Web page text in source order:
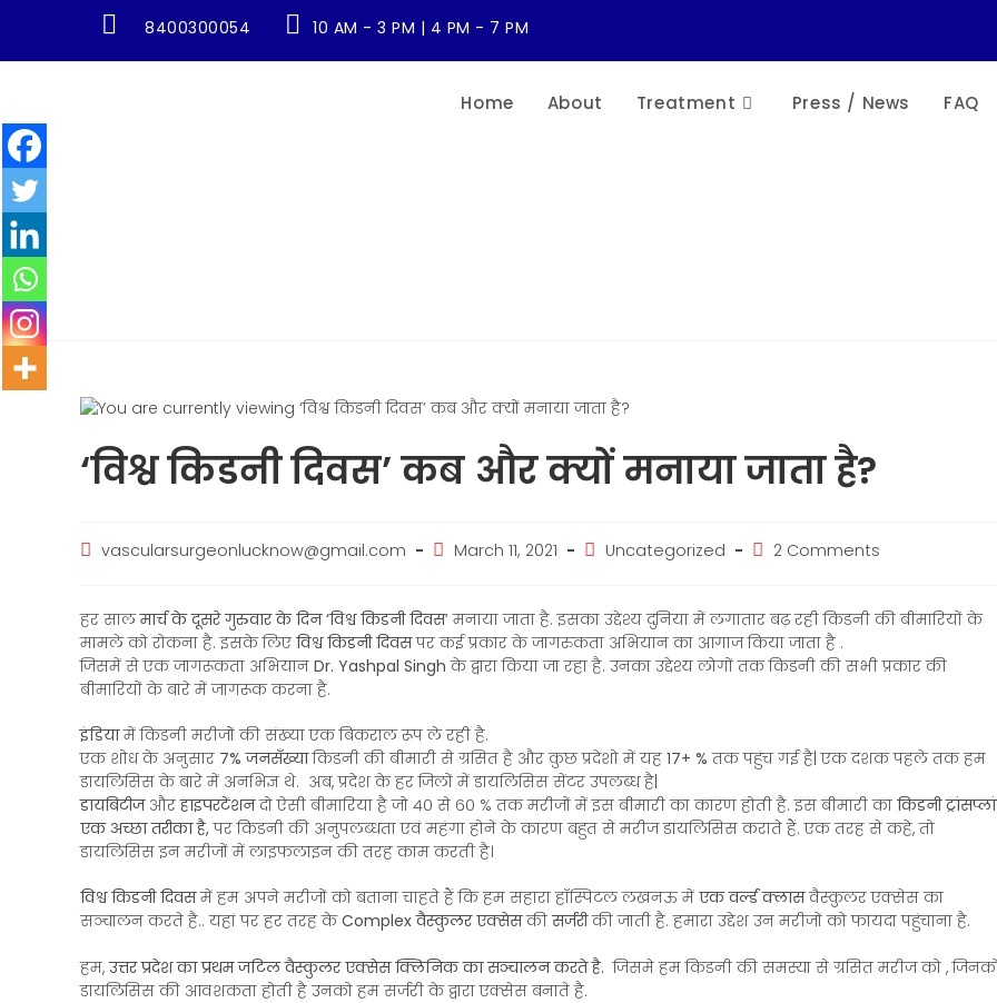
8400300054 10 AM - 3 PM | 4 PM - 7 PM
Home About Treatment Press / News FAQ
‘विश्व किडनी दिवस’ कब और क्यों मनाया जाता है?
vascularsurgeonlucknow@gmail.com March 11, 2021 Uncategorized 2 Comments
हर सालमार्च के दूसरे गुरुवार के दिन ‘विश्व किडनी दिवस‘ मनाया जाता है. इसका उद्देश्य दुनिया में लगातार बढ़ रही किडनी की बीमारियों के
मामले को रोकना है. इसके लिए विश्व किडनी दिवसपर कई प्रकार के जागरुकता अभियान का आगाज किया जाता है .
जिसमें से एक जागरूकता अभियान Dr. Yashpal Singh के द्वारा किया जा रहा है. उनका उद्देश्य लोगों तक किडनी की सभी प्रकार की
बीमारियों के बारे में जागरूक करना है.
इंडियामें किडनी मरीजों की संख्या एक बिकराल रूप ले रही है.
एक शोध के अनुसार ७% जनसँख्याकिडनी की बीमारी से ग्रसित है और कुछ प्रदेशो में यह १७+ % तक पहुंच गई है| एक दशक पहले तक हम
डायलिसिस के बारे में अनभिज्ञ थे. अब, प्रदेश के हर जिलों में डायलिसिस सेंटर उपलब्ध है|
डायबिटीजऔरहाइपरटेंशनदो ऐसी बीमारिया है जो ४० से ६० % तक मरीजों में इस बीमारी का कारण होती है. इस बीमारी का किडनी
एक अच्छा तरीका है,पर किडनी की अनुपलब्धता एवं महंगा होने के कारण बहुत से मरीज डायलिसिस कराते हैं. एक तरह से कहे, तो
डायलिसिस इन मरीजों में लाइफलाइन की तरह काम करती है।
विश्व किडनी दिवसमें हम अपने मरीजों को बताना चाहते हैं कि हम सहारा हॉस्पिटल लखनऊ में एक वर्ल्ड क्लासवैस्कुलर एक्सेस का
सञ्चालन करते है.. यहां पर हर तरह केComplex वैस्कुलर एक्सेसकीसर्जरीकी जाती है. हमारा उद्देश उन मरीजों को फायदा पहुंचाना है.
हम,उत्तर प्रदेश का प्रथम जटिल वैस्कुलर एक्सेस क्लिनिक का सञ्चालन करते है. जिसमे हम किडनी की समस्या से ग्रसित मरीज को ,
डायलिसिस की आवशकता होती है उनको हम सर्जरी के द्वारा एक्सेस बनाते है.